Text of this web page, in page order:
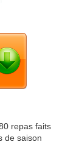
repas faits
de saison